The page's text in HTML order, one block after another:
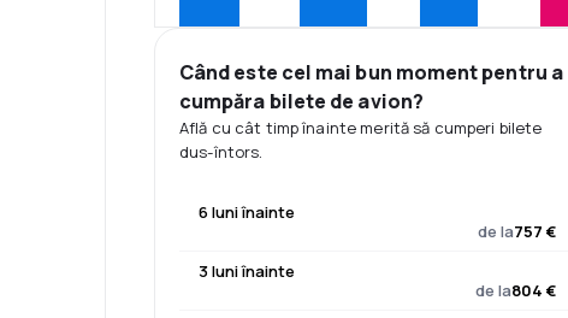
Când este cel mai bun moment pentru a
cumpăra bilete de avion?
Află cu cât timp înainte merită să cumperi bilete
dus-întors.
6 luni înainte
de la757 €
3 luni înainte
de la804 €